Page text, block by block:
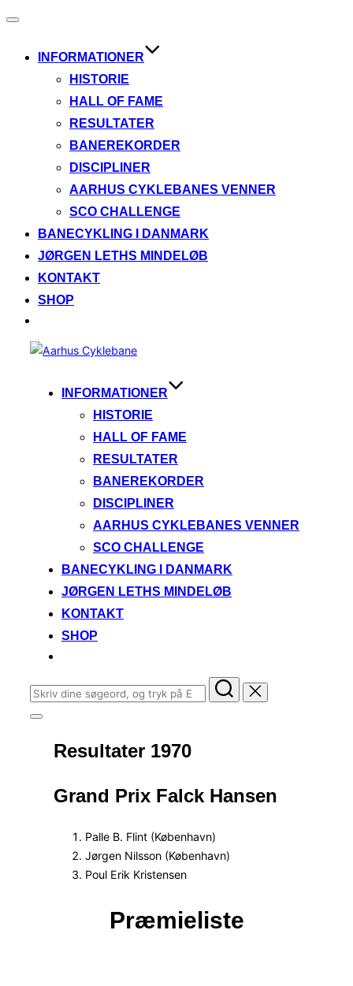
Slå
INFORMATIONER
HISTORIE
HALL OF FAME
RESULTATER
BANEREKORDER
DISCIPLINER
AARHUS CYKLEBANES VENNER
SCO CHALLENGE
BANECYKLING I DANMARK
JØRGEN LETHS MINDELØB
KONTAKT
SHOP
Videre
INFORMATIONER
HISTORIE
HALL OF FAME
RESULTATER
BANEREKORDER
DISCIPLINER
AARHUS CYKLEBANES VENNER
SCO CHALLENGE
BANECYKLING I DANMARK
JØRGEN LETHS MINDELØB
KONTAKT
SHOP
Søg
efter:
Slå
sidekolonne
Resultater 1970
Grand Prix Falck Hansen
Palle B. Flint (København)
Jørgen Nilsson (København)
Poul Erik Kristensen
Præmieliste